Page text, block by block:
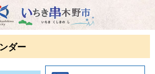
いちき串木野市
ダー